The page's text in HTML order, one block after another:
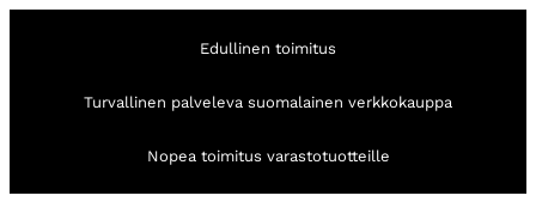
Edullinen toimitus
Turvallinen palveleva suomalainen verkkokauppa
Nopea toimitus varastotuotteille